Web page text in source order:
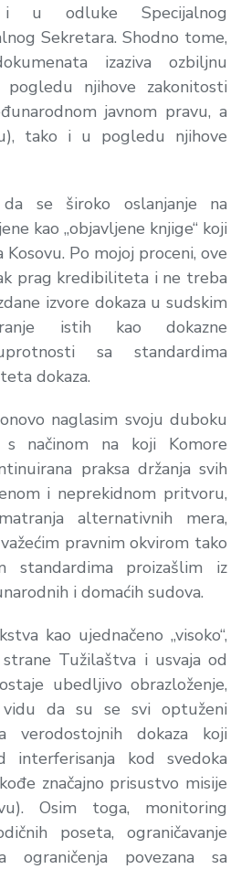
i u odluke Specijalnog
Sekretara. Shodno tome,
izaziva ozbiljnu
njihove zakonitosti
javnom pravu, a
tako i u pogledu njihove
se široko oslanjanje na
kao „objavljene knjige“ koji
Po mojoj proceni, ove
prag kredibiliteta i ne treba
izvore dokaza u sudskim
istih kao dokazne
sa standardima
dokaza.
naglasim svoju duboku
načinom na koji Komore
praksa držanja svih
i neprekidnom pritvoru,
alternativnih mera,
pravnim okvirom tako
standardima proizašlim iz
i domaćih sudova.
kao ujednačeno „visoko“,
Tužilaštva i usvaja od
ubedljivo obrazloženje,
da su se svi optuženi
dokaza koji
interferisanja kod svedoka
značajno prisustvo misije
Osim toga, monitoring
poseta, ograničavanje
ograničenja povezana sa